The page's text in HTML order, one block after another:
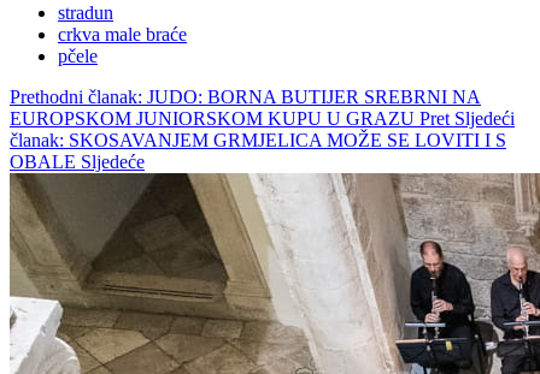
stradun
crkva male braće
pčele
Prethodni članak: JUDO: BORNA BUTIJER SREBRNI NA
EUROPSKOM JUNIORSKOM KUPU U GRAZU Pret Sljedeći
članak: SKOSAVANJEM GRMJELICA MOŽE SE LOVITI I S
OBALE Sljedeće